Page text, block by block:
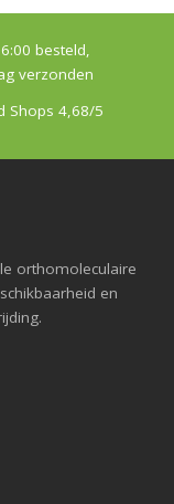
besteld,
verzonden
Shops 4,68/5
orthomoleculaire
en